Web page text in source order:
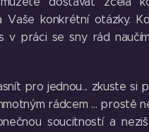
Vaše konkrétní otázky.
v práci se sny rád
pro jednou... zkuste si
rádcem ... prostě
soucitností a